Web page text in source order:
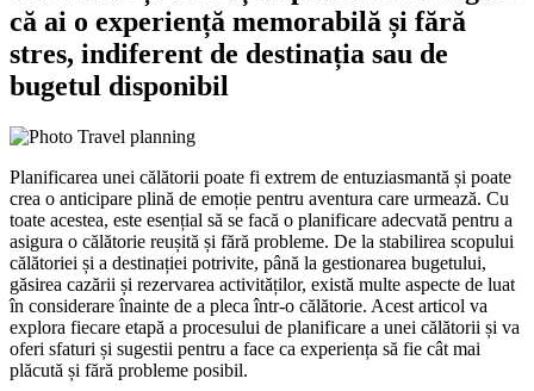
că ai o experiență memorabilă și fără
stres, indiferent de destinația sau de
bugetul disponibil
Planificarea unei călătorii poate fi extrem de entuziasmantă și poate
crea o anticipare plină de emoție pentru aventura care urmează. Cu
toate acestea, este esențial să se facă o planificare adecvată pentru a
asigura o călătorie reușită și fără probleme. De la stabilirea scopului
călătoriei și a destinației potrivite, până la gestionarea bugetului,
găsirea cazării și rezervarea activităților, există multe aspecte de luat
în considerare înainte de a pleca într-o călătorie. Acest articol va
explora fiecare etapă a procesului de planificare a unei călătorii și va
oferi sfaturi și sugestii pentru a face ca experiența să fie cât mai
plăcută și fără probleme posibil.